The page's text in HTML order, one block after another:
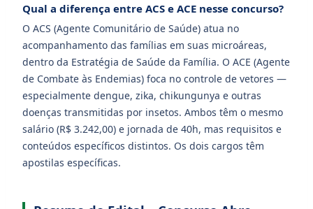
Qual a diferença entre ACS e ACE nesse concurso?
O ACS (Agente Comunitário de Saúde) atua no
acompanhamento das famílias em suas microáreas,
dentro da Estratégia de Saúde da Família. O ACE (Agente
de Combate às Endemias) foca no controle de vetores —
especialmente dengue, zika, chikungunya e outras
doenças transmitidas por insetos. Ambos têm o mesmo
salário (R$ 3.242,00) e jornada de 40h, mas requisitos e
conteúdos específicos distintos. Os dois cargos têm
apostilas específicas.